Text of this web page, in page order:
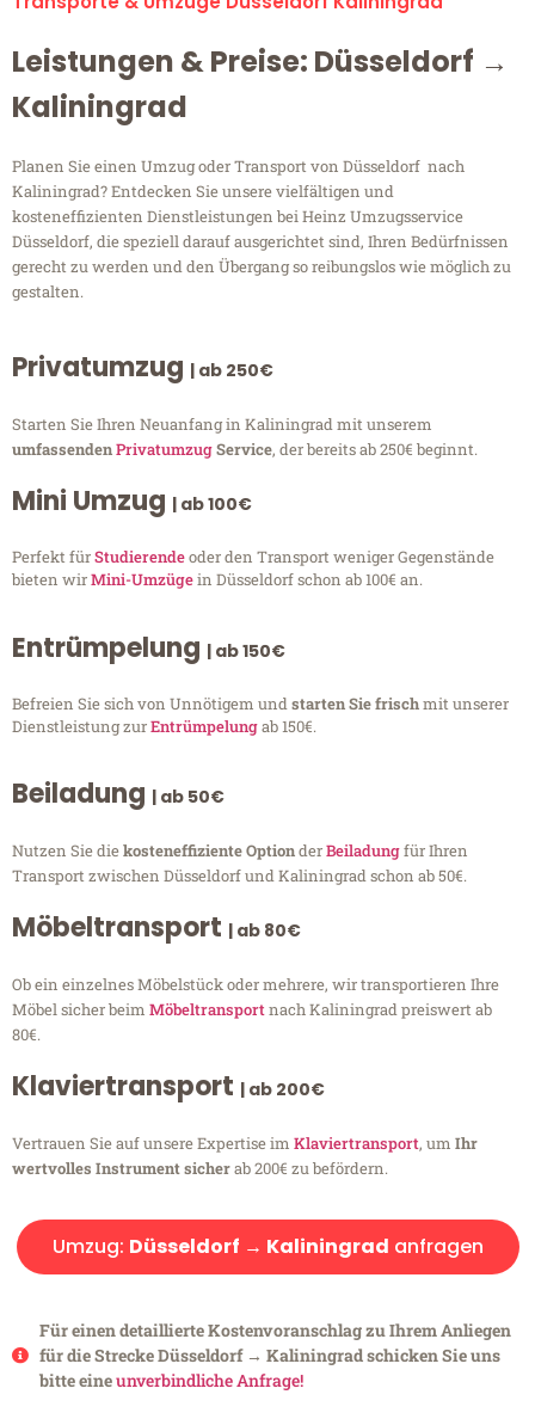
Leistungen & Preise: Düsseldorf →
Kaliningrad
Planen Sie einen Umzug oder Transport von Düsseldorf nach
Kaliningrad? Entdecken Sie unsere vielfältigen und
kosteneffizienten Dienstleistungen bei Heinz Umzugsservice
Düsseldorf, die speziell darauf ausgerichtet sind, Ihren Bedürfnissen
gerecht zu werden und den Übergang so reibungslos wie möglich zu
gestalten.
Privatumzug | ab 250€
Starten Sie Ihren Neuanfang in Kaliningrad mit unserem
umfassendenPrivatumzugService, der bereits ab 250€ beginnt.
Mini Umzug | ab 100€
Perfekt fürStudierendeoder den Transport weniger Gegenstände
bieten wirMini-Umzügein Düsseldorf schon ab 100€ an.
Entrümpelung | ab 150€
Befreien Sie sich von Unnötigem undstarten Sie frischmit unserer
Dienstleistung zurEntrümpelungab 150€.
Beiladung | ab 50€
Nutzen Sie diekosteneffiziente OptionderBeiladungfür Ihren
Transport zwischen Düsseldorf und Kaliningrad schon ab 50€.
Möbeltransport | ab 80€
Ob ein einzelnes Möbelstück oder mehrere, wir transportieren Ihre
Möbel sicher beim Möbeltransportnach Kaliningrad preiswert ab
80€.
Klaviertransport | ab 200€
Vertrauen Sie auf unsere Expertise im Klaviertransport, um Ihr
wertvolles Instrument sicherab 200€ zu befördern.
Umzug: Düsseldorf → Kaliningrad anfragen
Für einen detaillierte Kostenvoranschlag zu Ihrem Anliegen
für die Strecke Düsseldorf → Kaliningrad schicken Sie uns
bitte eineunverbindliche Anfrage!